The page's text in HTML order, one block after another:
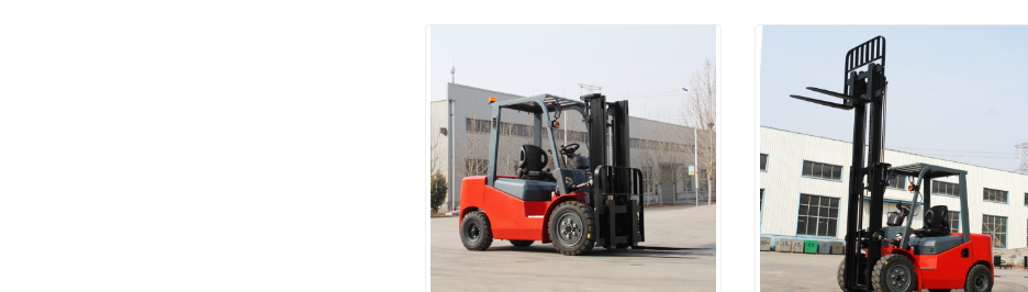
Дизельный вилочный погрузчик 5 тонн Дизельный вилочный погрузчик 3,8 тонны
Связаться сейчас